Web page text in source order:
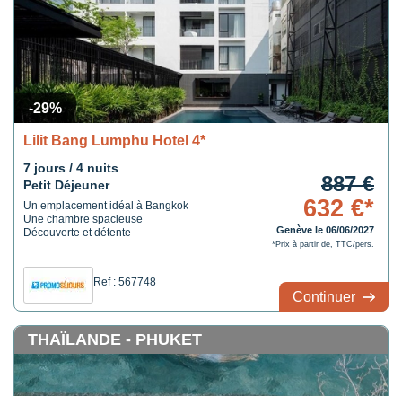
-29%
Lilit Bang Lumphu Hotel 4*
7 jours / 4 nuits
Petit Déjeuner
Un emplacement idéal à Bangkok
Une chambre spacieuse
Découverte et détente
Ref : 567748
887 €
632 €*
Genève le 06/06/2027
*Prix à partir de, TTC/pers.
Continuer
THAÏLANDE - PHUKET